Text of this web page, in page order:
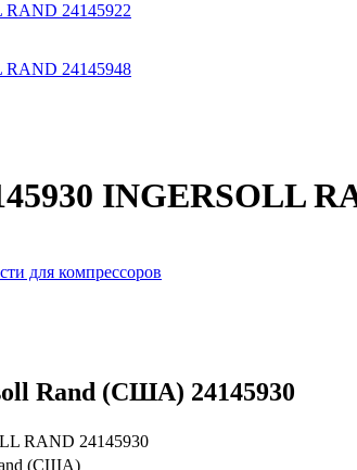
RAND 24145922
RAND 24145948
INGERSOLL
для компрессоров
Rand (США) 24145930
RAND 24145930
(США)